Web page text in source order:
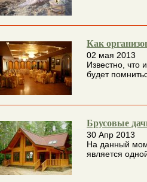
Как
02 мая 2013
Известно, что
будет
Брусовые
30 Апр 2013
На данный
является